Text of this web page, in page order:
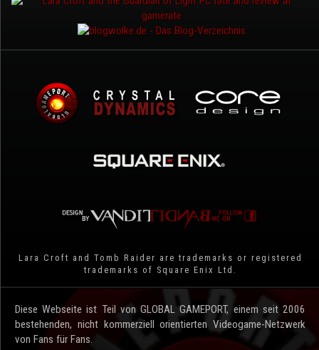
Lara Croft and Tomb Raider are trademarks or registered
trademarks of Square Enix Ltd.
Diese Webseite ist Teil von GLOBAL GAMEPORT, einem seit 2006
bestehenden, nicht kommerziell orientierten Videogame-Netzwerk
von Fans für Fans.